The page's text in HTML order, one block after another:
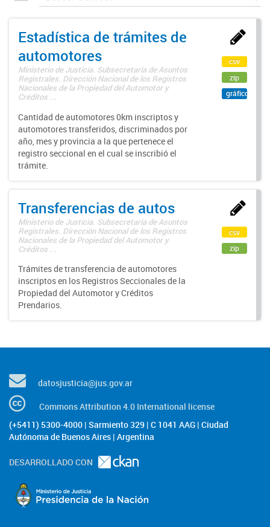
Estadística de trámites de
automotores
Ministerio de Justicia. Subsecretaría de Asuntos
Registrales. Dirección Nacional de los Registros
Nacionales de la Propiedad del Automotor y
Créditos ...
Cantidad de automotores 0km inscriptos y
automotores transferidos, discriminados por
año, mes y provincia a la que pertenece el
registro seccional en el cual se inscribió el
trámite.
csv
zip
gráfico
Transferencias de autos
Ministerio de Justicia. Subsecretaría de Asuntos
Registrales. Dirección Nacional de los Registros
Nacionales de la Propiedad del Automotor y
Créditos ...
Trámites de transferencia de automotores
inscriptos en los Registros Seccionales de la
Propiedad del Automotor y Créditos
Prendarios.
csv
zip
datosjusticia@jus.gov.ar
Commons Attribution 4.0 International license
(+5411) 5300-4000 | Sarmiento 329 | C 1041 AAG | Ciudad
Autónoma de Buenos Aires | Argentina
DESARROLLADO CON